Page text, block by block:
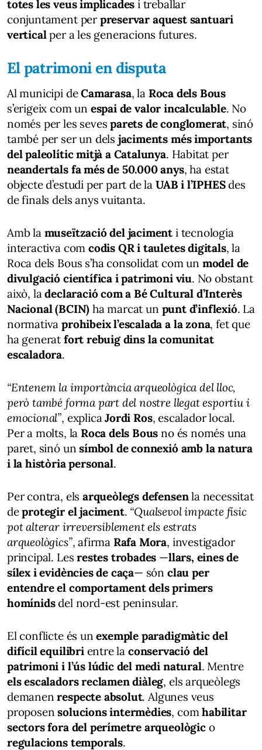
totes les veus implicades i treballar
conjuntament per preservar aquest santuari
verticalper a les generacions futures.
El patrimoni en disputa
Al municipi deCamarasa, la Roca dels Bous
s’erigeix com un espai de valor incalculable. No
només per les sevesparets de conglomerat, sinó
també per ser un dels jaciments més importants
del paleolític mitjà a Catalunya. Habitat per
neandertals fa més de 50.000 anys, ha estat
objecte d’estudi per part de la UAB i l’IPHESdes
de finals dels anys vuitanta.
Amb la museïtzació del jaciment i tecnologia
interactiva com codis QR i tauletes digitals, la
Roca dels Bous s’ha consolidat com un model de
divulgació científica i patrimoni viu. No obstant
això, ladeclaració com a Bé Cultural d’Interès
Nacional (BCIN) ha marcat un punt d’inflexió. La
normativaprohibeix l’escalada a la zona, fet que
ha generat fort rebuig dins la comunitat
escaladora.
“Entenem la importància arqueològica del lloc,
però també forma part del nostre llegat esportiu i
emocional”, explicaJordi Ros, escalador local.
Per a molts, la Roca dels Bous no és només una
paret, sinó unsímbol de connexió amb la natura
i la història personal.
Per contra, els arqueòlegs defensenla necessitat
deprotegir el jaciment. “Qualsevol impacte físic
pot alterar irreversiblement els estrats
arqueològics”, afirma Rafa Mora, investigador
principal. Lesrestes trobades —llars, eines de
sílex i evidències de caça— són clau per
entendre el comportament dels primers
homínidsdel nord-est peninsular.
El conflicte és unexemple paradigmàtic del
difícil equilibrientre la conservació del
patrimoni i l’ús lúdic del medi natural. Mentre
els escaladors reclamen diàleg, els arqueòlegs
demanenrespecte absolut. Algunes veus
proposensolucions intermèdies, comhabilitar
sectors fora del perímetre arqueològico
regulacions temporals.